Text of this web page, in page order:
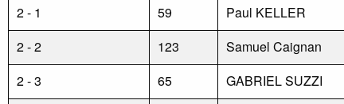
2 - 1
59 Paul KELLER
2 - 2
123 Samuel Caignan
2 - 3
65 GABRIEL SUZZI